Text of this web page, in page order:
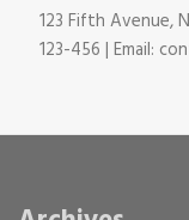
123 Fifth Avenue,
123-456 | Email: